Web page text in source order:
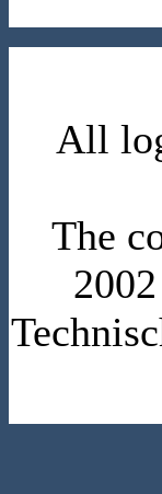
All
The